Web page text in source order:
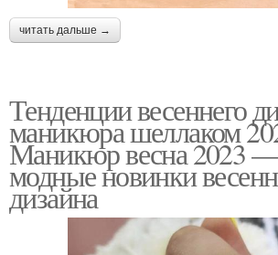
читать дальше →
Тенденции весеннего
маникюра шеллаком
Маникюр весна 2023
модные новинки
дизайна